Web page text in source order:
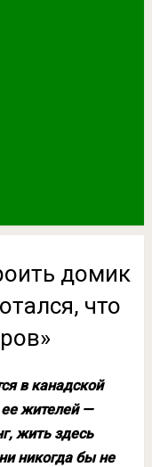
домик
что
в канадской
жителей —
жить здесь
никогда бы не